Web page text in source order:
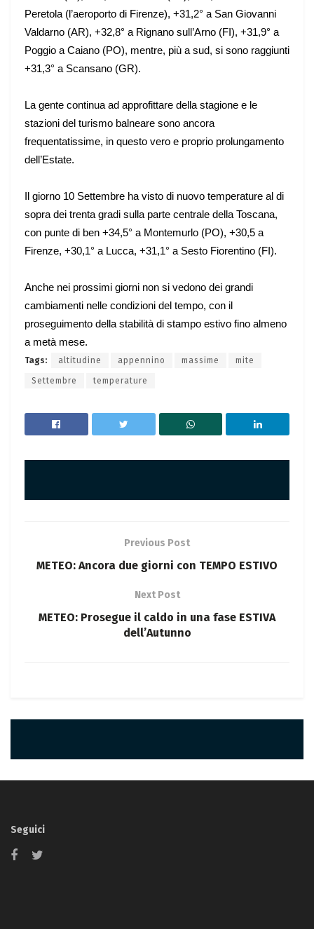
Peretola (l’aeroporto di Firenze), +31,2° a San Giovanni
Valdarno (AR), +32,8° a Rignano sull’Arno (FI), +31,9° a
Poggio a Caiano (PO), mentre, più a sud, si sono raggiunti
+31,3° a Scansano (GR).
La gente continua ad approfittare della stagione e le
stazioni del turismo balneare sono ancora
frequentatissime, in questo vero e proprio prolungamento
dell’Estate.
Il giorno 10 Settembre ha visto di nuovo temperature al di
sopra dei trenta gradi sulla parte centrale della Toscana,
con punte di ben +34,5° a Montemurlo (PO), +30,5 a
Firenze, +30,1° a Lucca, +31,1° a Sesto Fiorentino (FI).
Anche nei prossimi giorni non si vedono dei grandi
cambiamenti nelle condizioni del tempo, con il
proseguimento della stabilità di stampo estivo fino almeno
a metà mese.
Tags: altitudine appennino massime mite
Settembre temperature
Previous Post
METEO: Ancora due giorni con TEMPO ESTIVO
Next Post
METEO: Prosegue il caldo in una fase ESTIVA
dell’Autunno
Seguici